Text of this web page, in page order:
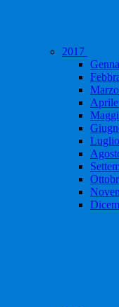
2017
Marzo
Aprile
Luglio